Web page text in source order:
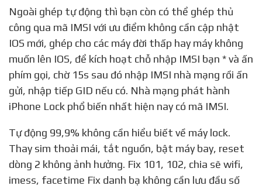
Ngoài ghép tự động thì bạn còn có thể ghép thủ
công qua mã IMSI với ưu điểm không cần cập nhật
IOS mới, ghép cho các máy đời thấp hay máy không
muốn lên IOS, để kích hoạt chỗ nhập IMSI bạn * và ấn
phím gọi, chờ 15s sau đó nhập IMSI nhà mạng rồi ấn
gửi, nhập tiếp GID nếu có. Nhà mạng phát hành
iPhone Lock phổ biến nhất hiện nay có mã IMSI.
Tự động 99,9% không cần hiểu biết về máy lock.
Thay sim thoải mái, tắt nguồn, bật máy bay, reset
dòng 2 không ảnh hưởng. Fix 101, 102, chia sẽ wifi,
imess, facetime Fix danh bạ không cần lưu đầu số